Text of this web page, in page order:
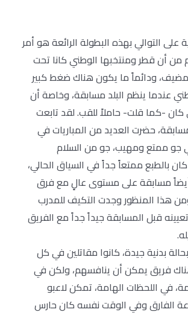
على التوالي بهذه البطولة الرائعة هو أمر
من أن قطر ومنتخبها الوطني كانا تحت
ودائماً ما يكون هناك ضغط كبير
عندما ينظم البلد مسابقة، وخاصة أن
كان -كما قلت- حاملاً للقب. لقد تابعت
حضرت العديد من المباريات في
جو ممتع ومهيب، جو من السلام
بالطبع ممتعاً جداً في السياق الحالي،
مسابقة على مستوى عالٍ مع فرق
هذا المنظور وجدت التكيف للمدرب
قبل المسابقة جيداً جداً مع الفريق
بدنية جيدة، كانوا مقاتلين في كل
فريق يمكن أن ينافسهم، ولكن في
في اللحظات الهامة، تمكن لاعبو
الفارق وفي الوقت نفسه كان حارس